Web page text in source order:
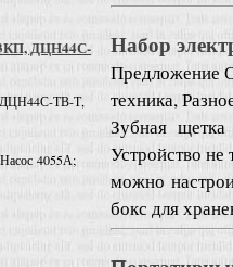
ДЦН44С-
ТВ-Т,
4055А;
Набор
Предложение
техника,
Зубная
Устройство не
можно
бокс для